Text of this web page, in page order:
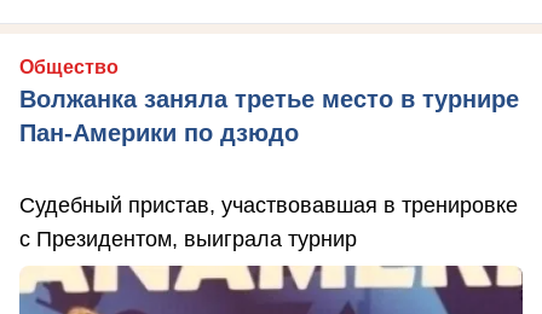
Общество
Волжанка заняла третье место в турнире
Пан-Америки по дзюдо
Судебный пристав, участвовавшая в тренировке
с Президентом, выиграла турнир